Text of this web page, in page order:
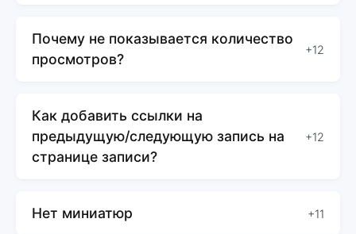
Почему не показывается количество
просмотров?
+12
Как добавить ссылки на
предыдущую/следующую запись на
странице записи?
+12
Нет миниатюр +11